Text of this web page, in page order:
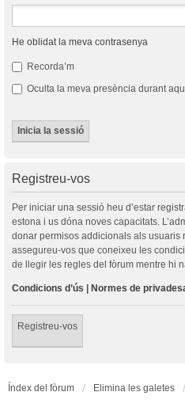
He oblidat la meva contrasenya
Recorda’m
Oculta la meva presència durant
Registreu-vos
Per iniciar una sessió heu d’estar
estona i us dóna noves capacitats.
donar permisos addicionals als usuaris
assegureu-vos que coneixeu les
de llegir les regles del fòrum mentre hi
Condicions d’ús | Normes de
Registreu-vos
Índex del fòrum Elimina les galetes